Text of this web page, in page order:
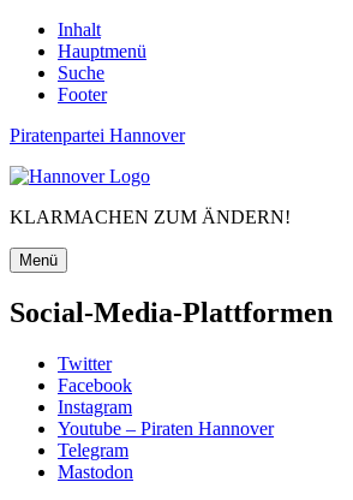
Inhalt
Hauptmenü
Suche
Footer
Piratenpartei Hannover
KLARMACHEN ZUM ÄNDERN!
Menü
Social-Media-Plattformen
Twitter
Facebook
Instagram
Youtube – Piraten Hannover
Telegram
Mastodon